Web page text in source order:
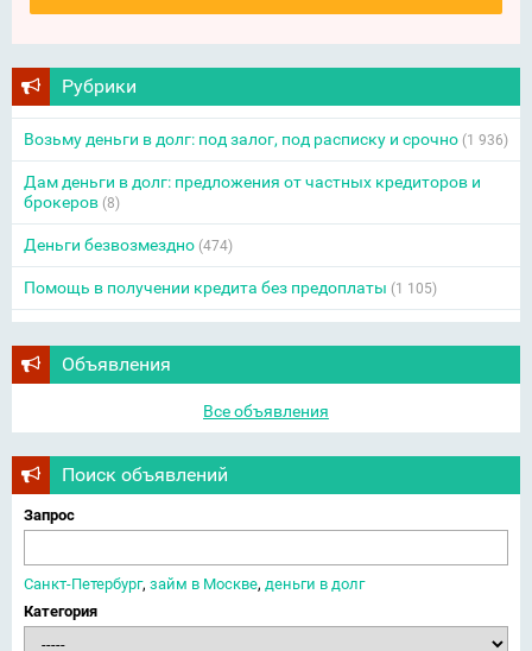
Рубрики
Возьму деньги в долг: под залог, под расписку и срочно (1 936)
Дам деньги в долг: предложения от частных кредиторов и
брокеров (8)
Деньги безвозмездно (474)
Помощь в получении кредита без предоплаты (1 105)
Объявления
Все объявления
Поиск объявлений
Запрос
Санкт-Петербург, займ в Москве, деньги в долг
Категория